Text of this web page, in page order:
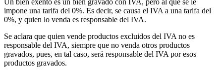
impone una tarifa del 0%. Es decir, se causa el IVA a una tarifa del
0%, y quien lo venda es responsable del IVA.
Se aclara que quien vende productos excluidos del IVA no es
responsable del IVA, siempre que no venda otros productos
gravados, pues, en tal caso, será responsable del IVA por esos
productos gravados.